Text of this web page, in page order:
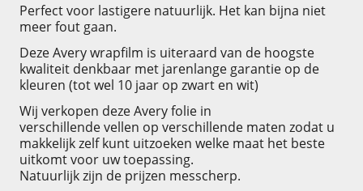
Perfect voor lastigere natuurlijk. Het kan bijna niet
meer fout gaan.
Deze Avery wrapfilm is uiteraard van de hoogste
kwaliteit denkbaar met jarenlange garantie op de
kleuren (tot wel 10 jaar op zwart en wit)
Wij verkopen deze Avery folie in
verschillende vellen op verschillende maten zodat u
makkelijk zelf kunt uitzoeken welke maat het beste
uitkomt voor uw toepassing.
Natuurlijk zijn de prijzen messcherp.